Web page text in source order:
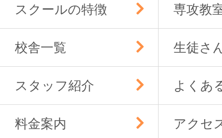
シ
ョ
ン
スクールの特徴 専攻教
校舎一覧 生徒さ
スタッフ紹介 よくあ
料金案内 アクセ